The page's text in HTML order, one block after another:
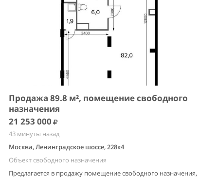
Продажа 89.8 м², помещение свободного
назначения
21 253 000
43 минуты назад
Москва, Ленинградское шоссе, 228к4
Объект свободного назначения
Предлагается в продажу помещение свободного назначения,